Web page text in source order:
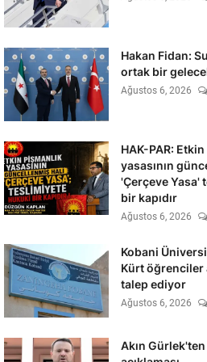
Hakan Fidan:
ortak bir
Ağustos 6, 2026
HAK-PAR:
yasasının
'Çerçeve Yasa'
bir kapıdır
Ağustos 6, 2026
Kobani
Kürt öğrenciler
talep ediyor
Ağustos 6, 2026
Akın